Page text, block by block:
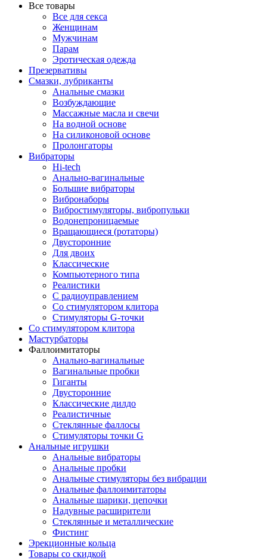
Все товары
Все для секса
Женщинам
Мужчинам
Парам
Эротическая одежда
Презервативы
Смазки, лубриканты
Анальные смазки
Возбуждающие
Массажные масла и свечи
На водной основе
На силиконовой основе
Пролонгаторы
Вибраторы
Hi-tech
Анально-вагинальные
Большие вибраторы
Вибронаборы
Вибростимуляторы, вибропульки
Водонепроницаемые
Вращающиеся (ротаторы)
Двусторонние
Для двоих
Классические
Компьютерного типа
Реалистики
С радиоуправлением
Со стимулятором клитора
Стимуляторы G-точки
Со стимулятором клитора
Мастурбаторы
Фаллоимитаторы
Анально-вагинальные
Вагинальные пробки
Гиганты
Двусторонние
Классические дилдо
Реалистичные
Стеклянные фаллосы
Стимуляторы точки G
Анальные игрушки
Анальные вибраторы
Анальные пробки
Анальные стимуляторы без вибрации
Анальные фаллоимитаторы
Анальные шарики, цепочки
Надувные расширители
Стеклянные и металлические
Фистинг
Эрекционные кольца
Товары со скидкой